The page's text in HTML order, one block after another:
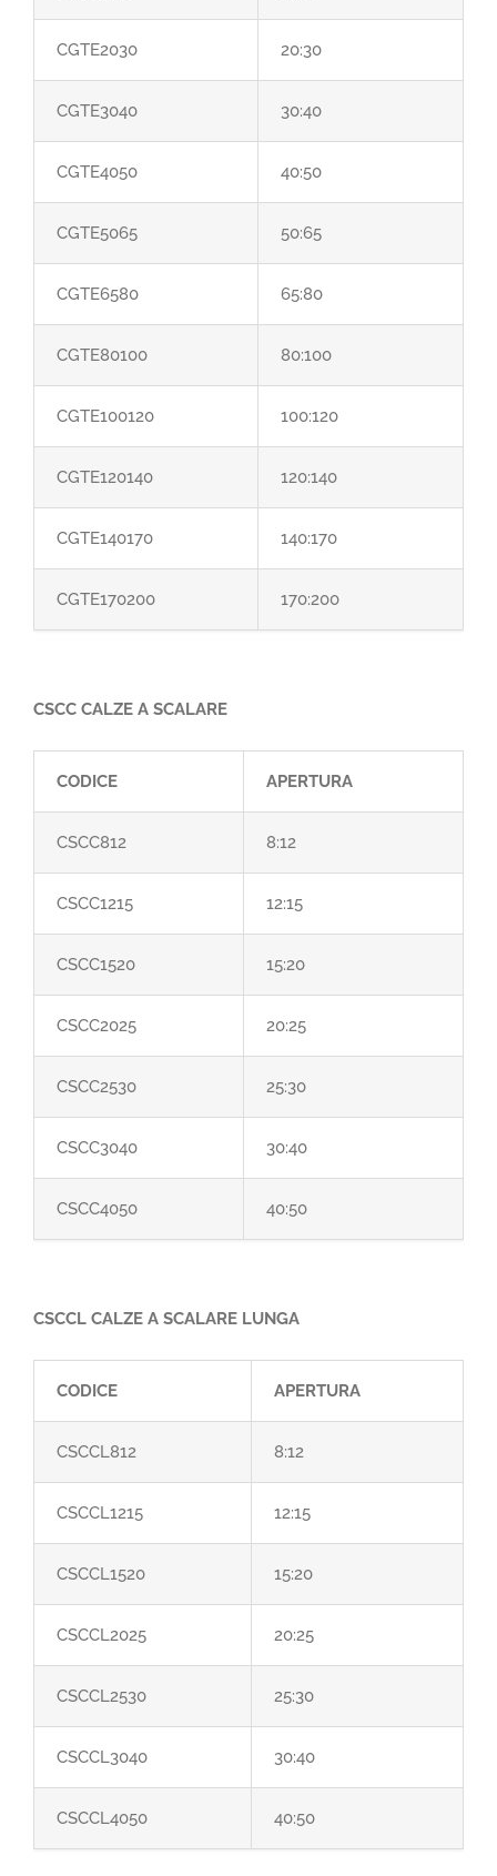
CGTE2030 20:30
CGTE3040 30:40
CGTE4050 40:50
CGTE5065 50:65
CGTE6580 65:80
CGTE80100 80:100
CGTE100120 100:120
CGTE120140 120:140
CGTE140170 140:170
CGTE170200 170:200
CSCC CALZE A SCALARE
CODICE APERTURA
CSCC812 8:12
CSCC1215 12:15
CSCC1520 15:20
CSCC2025 20:25
CSCC2530 25:30
CSCC3040 30:40
CSCC4050 40:50
CSCCL CALZE A SCALARE LUNGA
CODICE APERTURA
CSCCL812 8:12
CSCCL1215 12:15
CSCCL1520 15:20
CSCCL2025 20:25
CSCCL2530 25:30
CSCCL3040 30:40
CSCCL4050 40:50